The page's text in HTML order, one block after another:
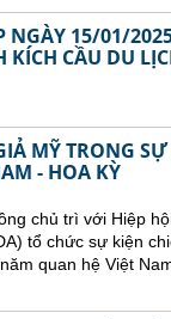
NGÀY 15/01/
CẦU DU
MỸ TRONG
- HOA KỲ
chủ trì với Hiệp
tổ chức sự kiện
quan hệ Việt